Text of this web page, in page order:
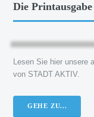
Die Printausgabe
Lesen Sie hier unsere
von STADT AKTIV.
GEHE ZU...